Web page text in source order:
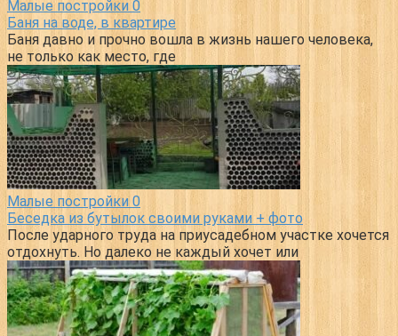
Малые постройки 0
Баня на воде, в квартире
Баня давно и прочно вошла в жизнь нашего человека,
не только как место, где
Малые постройки 0
Беседка из бутылок своими руками + фото
После ударного труда на приусадебном участке хочется
отдохнуть. Но далеко не каждый хочет или